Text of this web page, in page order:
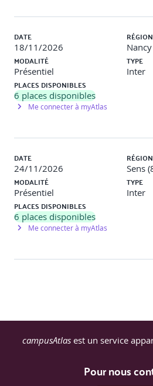
DATE
18/11/2026
MODALITÉ
Présentiel
TYPE
Inter
PLACES DISPONIBLES
6 places disponibles
Me connecter à myAtlas
DATE
24/11/2026 Sens
MODALITÉ
Présentiel
TYPE
Inter
PLACES DISPONIBLES
6 places disponibles
Me connecter à myAtlas
campusAtlas est un service
Pour nous